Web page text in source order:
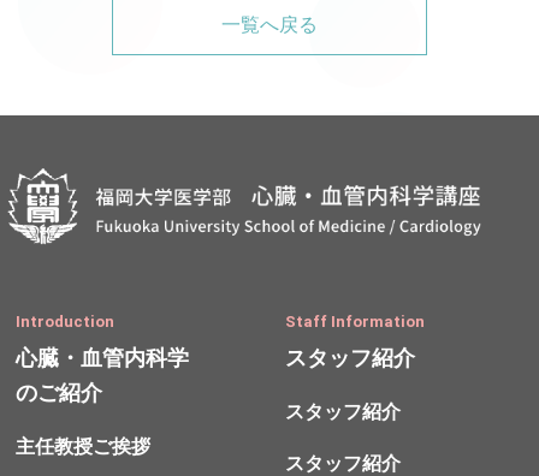
一覧へ戻る
Introduction
心臓・血管内科学
のご紹介
主任教授ご挨拶
Staff Information
スタッフ紹介
スタッフ紹介
スタッフ紹介